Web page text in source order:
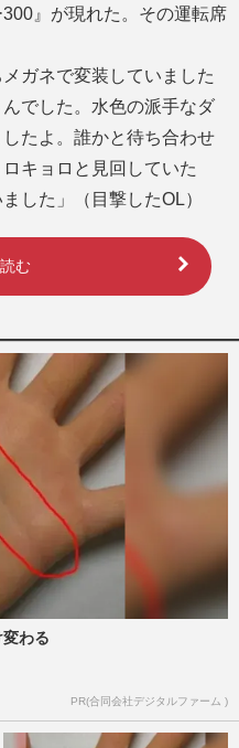
』が現れた。その運転席
ガネで変装していました
でした。水色の派手なダ
たよ。誰かと待ち合わせ
キョロと見回していた
した」（目撃したOL）
む
わる
PR(合同会社デジタルファーム )